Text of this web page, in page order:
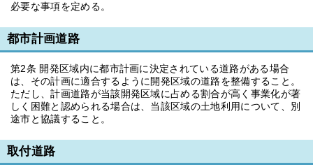
必要な事項を定める。
都市計画道路
第2条 開発区域内に都市計画に決定されている道路がある場合
は、その計画に適合するように開発区域の道路を整備すること。
ただし、計画道路が当該開発区域に占める割合が高く事業化が著
しく困難と認められる場合は、当該区域の土地利用について、別
途市と協議すること。
取付道路